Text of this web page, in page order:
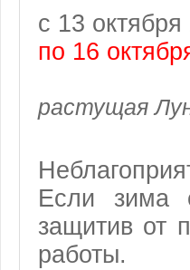
с 13
по 16
растущая
Если зима
защитив от
работы.